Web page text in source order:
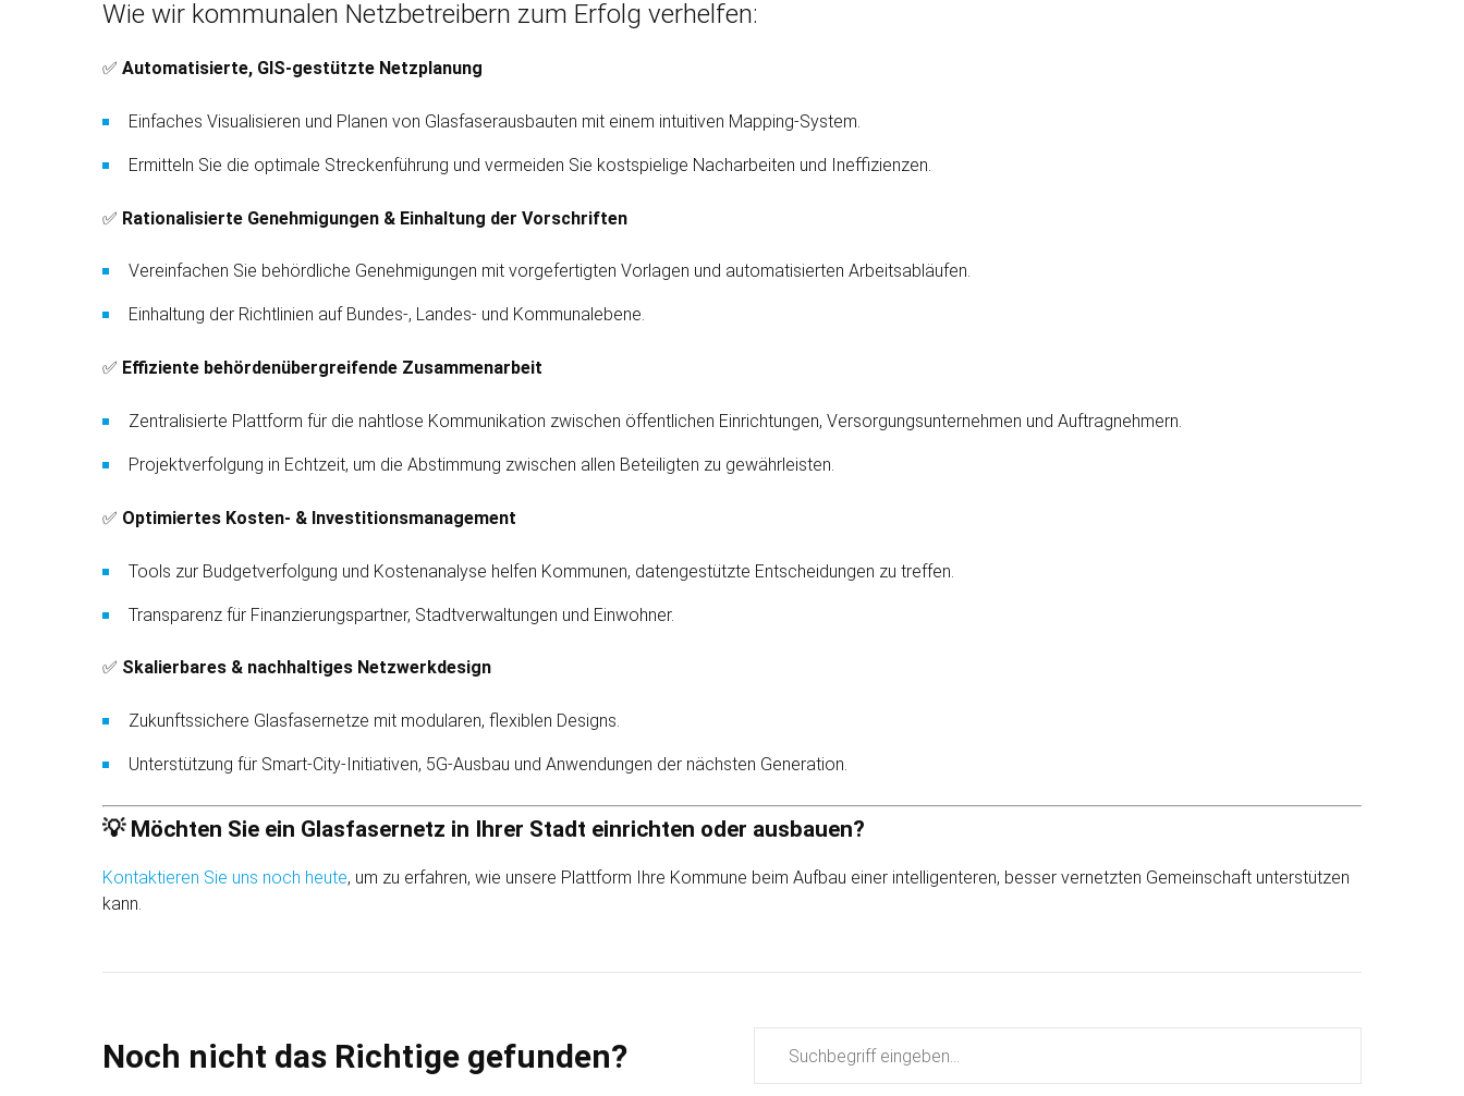
Wie wir kommunalen Netzbetreibern zum Erfolg verhelfen:
✅Automatisierte, GIS-gestützte Netzplanung
Einfaches Visualisieren und Planen von Glasfaser­ausbauten mit einem intuitiven Mapping-System.
Ermitteln Sie die optimale Strecken­führung und vermeiden Sie kostspielige Nacharbeiten und Ineffizienzen.
✅ Rationalisierte Genehmigungen & Einhaltung der Vorschriften
Vereinfachen Sie behördliche Genehmigungen mit vor­gefertigten Vorlagen und automatisierten Arbeits­abläufen.
Einhaltung der Richtlinien auf Bundes-, Landes- und Kommunal­ebene.
✅ Effiziente behördenübergreifende Zusammenarbeit
Zentralisierte Platt­form für die nahtlose Kommunikation zwischen öffentlichen Einrichtungen, Versorgungs­unternehmen und Auftrag­nehmern.
Projekt­verfolgung in Echtzeit, um die Abstimmung zwischen allen Beteiligten zu gewährleisten.
✅ Optimiertes Kosten- & Investitions­management
Tools zur Budget­verfolgung und Kosten­analyse helfen Kommunen, daten­gestützte Entscheidungen zu treffen.
Transparenz für Finanzierungs­partner, Stadt­verwaltungen und Ein­wohner.
✅ Skalierbares & nachhaltiges Netzwerk­design
Zukunfts­sichere Glasfaser­netze mit modularen, flexiblen Designs.
Unter­stützung für Smart-City-Initiativen, 5G-Ausbau und Anwendungen der nächsten Generation.
💡 Möchten Sie ein Glas­faser­netz in Ihrer Stadt einrichten oder ausbauen?
Kontaktieren Sie uns noch heute, um zu erfahren, wie unsere Plattform Ihre Kommune beim Aufbau einer intelligenteren, besser vernetzten Gemeinschaft unterstützen
kann.
Noch nicht das Richtige gefunden?